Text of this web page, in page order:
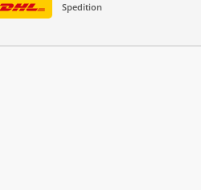
Spedition